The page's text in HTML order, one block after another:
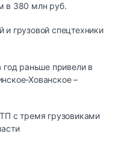
в 380 млн руб.
грузовой спецтехники
год раньше привели в
Хованское –
с тремя грузовиками